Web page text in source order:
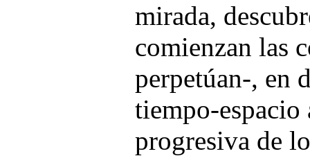
mirada,
comienzan las
perpetúan-, en
tiempo-espacio
progresiva de